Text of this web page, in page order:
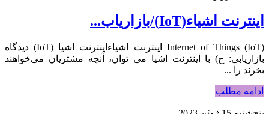
اینترنت اشیاء(IoT)/بازاریاب...
Internet of Things (IoT) اینترنت اشیاءاینترنت اشیا (IoT) دیدگاه
بازاریابی: ح) با اینترنت اشیا می توان، آنچه مشتریان می‌خواهند
بخرند را ...
ادامه مطلب